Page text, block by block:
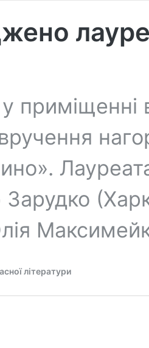
вручення
Зарудко
літератури